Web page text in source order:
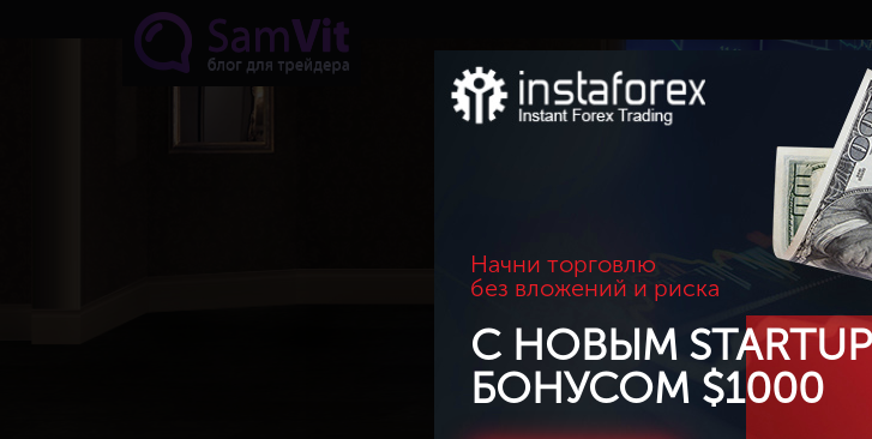
Перейти к основному содержанию
Начни торговлю
без вложений и риска
С НОВЫМ STARTUP
БОНУСОМ $1000